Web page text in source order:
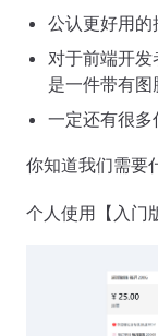
公认更好用的
对于前端开
是一件带有
一定还有很多
你知道我们需要
个人使用【入门